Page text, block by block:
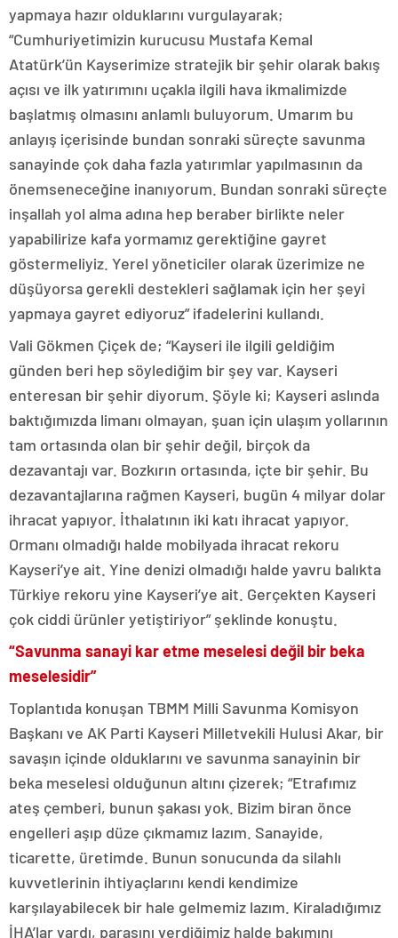
yapmaya hazır olduklarını vurgulayarak;
“Cumhuriyetimizin kurucusu Mustafa Kemal
Atatürk’ün Kayserimize stratejik bir şehir olarak bakış
açısı ve ilk yatırımını uçakla ilgili hava ikmalimizde
başlatmış olmasını anlamlı buluyorum. Umarım bu
anlayış içerisinde bundan sonraki süreçte savunma
sanayinde çok daha fazla yatırımlar yapılmasının da
önemseneceğine inanıyorum. Bundan sonraki süreçte
inşallah yol alma adına hep beraber birlikte neler
yapabilirize kafa yormamız gerektiğine gayret
göstermeliyiz. Yerel yöneticiler olarak üzerimize ne
düşüyorsa gerekli destekleri sağlamak için her şeyi
yapmaya gayret ediyoruz” ifadelerini kullandı.
Vali Gökmen Çiçek de; “Kayseri ile ilgili geldiğim
günden beri hep söylediğim bir şey var. Kayseri
enteresan bir şehir diyorum. Şöyle ki; Kayseri aslında
baktığımızda limanı olmayan, şuan için ulaşım yollarının
tam ortasında olan bir şehir değil, birçok da
dezavantajı var. Bozkırın ortasında, içte bir şehir. Bu
dezavantajlarına rağmen Kayseri, bugün 4 milyar dolar
ihracat yapıyor. İthalatının iki katı ihracat yapıyor.
Ormanı olmadığı halde mobilyada ihracat rekoru
Kayseri’ye ait. Yine denizi olmadığı halde yavru balıkta
Türkiye rekoru yine Kayseri’ye ait. Gerçekten Kayseri
çok ciddi ürünler yetiştiriyor” şeklinde konuştu.
“Savunma sanayi kar etme meselesi değil bir beka
meselesidir”
Toplantıda konuşan TBMM Milli Savunma Komisyon
Başkanı ve AK Parti Kayseri Milletvekili Hulusi Akar, bir
savaşın içinde olduklarını ve savunma sanayinin bir
beka meselesi olduğunun altını çizerek; “Etrafımız
ateş çemberi, bunun şakası yok. Bizim biran önce
engelleri aşıp düze çıkmamız lazım. Sanayide,
ticarette, üretimde. Bunun sonucunda da silahlı
kuvvetlerinin ihtiyaçlarını kendi kendimize
karşılayabilecek bir hale gelmemiz lazım. Kiraladığımız
İHA’lar vardı, parasını verdiğimiz halde bakımını